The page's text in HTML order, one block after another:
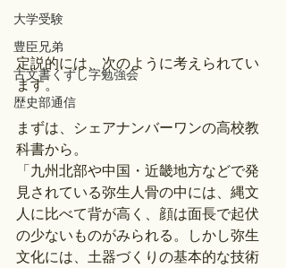
大学受験
豊臣兄弟
古文書くずし字勉強会
歴史部通信
定説的には、次のように考えられてい
ます。
まずは、シェアナンバーワンの高校教
科書から。
「九州北部や中国・近畿地方などで発
見されている弥生人骨の中には、縄文
人に比べて背が高く、顔は面長で起伏
の少ないものがみられる。しかし弥生
文化には、土器づくりの基本的な技術